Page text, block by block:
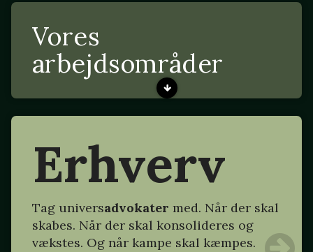
Vores
arbejdsområder
Erhverv
Tag universadvokater med. Når der skal
skabes. Når der skal konsolideres og
vækstes. Og når kampe skal kæmpes.